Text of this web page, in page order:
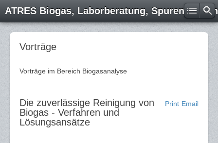
ATRES Biogas, Laborberatung,
Vorträge
Vorträge im Bereich Biogasanalyse
Email
Print
Die zuverlässige Reinigung von
Biogas - Verfahren und
Lösungsansätze